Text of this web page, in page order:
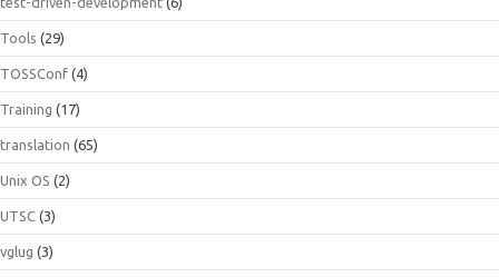
Tools (29)
TOSSConf (4)
Training (17)
translation (65)
Unix OS (2)
UTSC (3)
vglug (3)